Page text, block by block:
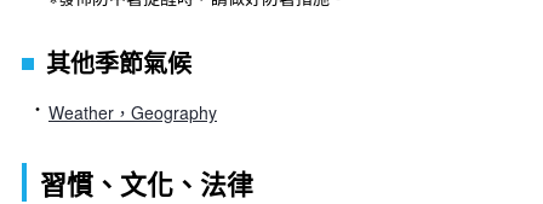
其他季節氣候
Weather，Geography
習慣、文化、法律